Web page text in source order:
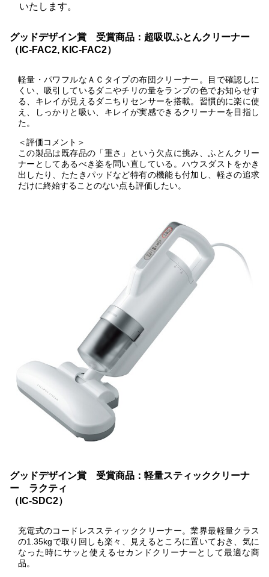
いたします。
グッドデザイン賞 受賞商品：超吸収ふとんクリーナー
（IC-FAC2, KIC-FAC2）
軽量・パワフルなＡＣタイプの布団クリーナー。目で確認しに
くい、吸引しているダニやチリの量をランプの色でお知らせす
る、キレイが見えるダニちりセンサーを搭載。習慣的に楽に使
え、しっかりと吸い、キレイが実感できるクリーナーを目指し
た。
＜評価コメント＞
この製品は既存品の「重さ」という欠点に挑み、ふとんクリー
ナーとしてあるべき姿を問い直している。ハウスダストをかき
出したり、たたきパッドなど特有の機能も付加し、軽さの追求
だけに終始することのない点も評価したい。
グッドデザイン賞 受賞商品：軽量スティッククリーナ
ー ラクティ
（IC-SDC2）
充電式のコードレススティッククリーナー。業界最軽量クラス
の1.35kgで取り回しも楽々、見えるところに置いておき、気に
なった時にサッと使えるセカンドクリーナーとして最適な商
品。